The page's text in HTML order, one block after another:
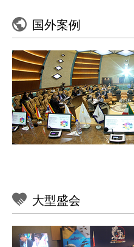
周边处理
演出系统
演出无线话筒
天线放大系统
录播主机
2K高清摄像跟踪系统
按业务需求
小型会议室应用方案
中小型会议室应用方案
大型多功能厅应用方案
体育场馆应用方案
分布式音视频应用方案
指挥中心应用方案
国外案例
大型盛会
干货分享！大型多功能厅会
图）